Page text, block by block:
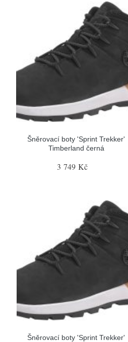
Šněrovací boty 'Sprint Trekker'
Timberland černá
3 749 Kč
Šněrovací boty 'Sprint Trekker'